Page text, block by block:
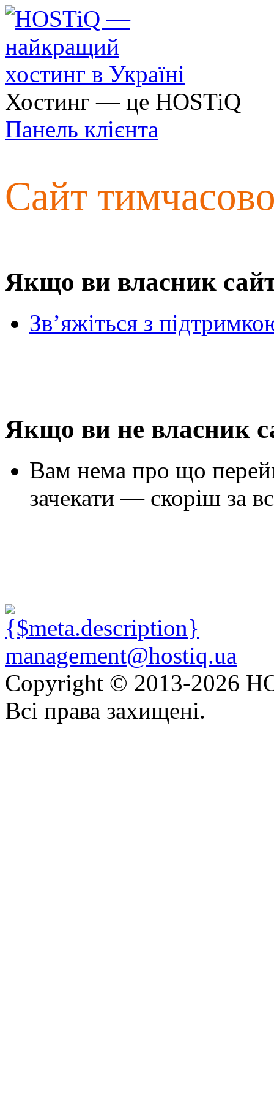
Хостинг — це HOSTiQ
Панель клієнта
Сайт
Якщо ви власник
Зв’яжіться з
Якщо ви не власник
Вам нема про що
зачекати — скоріш за
management@hostiq.ua
Copyright © 2013-2026
Всі права захищені.